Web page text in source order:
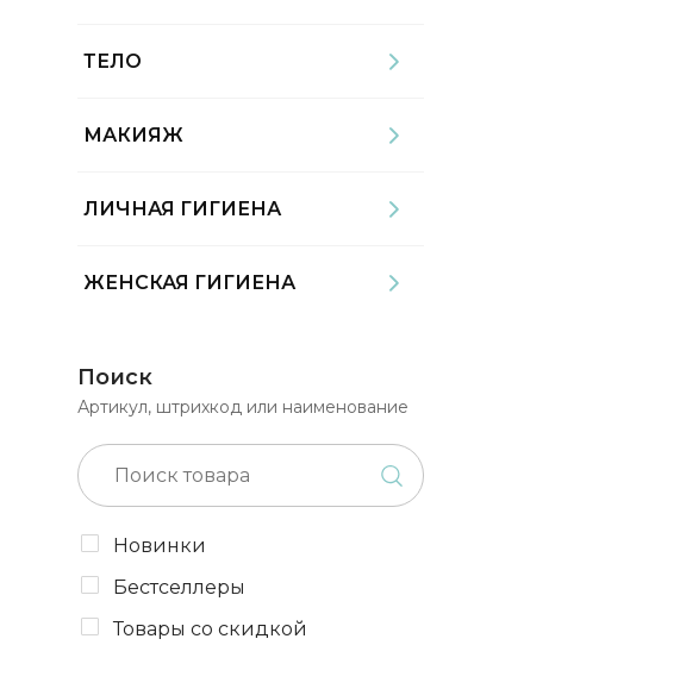
ТЕЛО
МАКИЯЖ
ЛИЧНАЯ ГИГИЕНА
ЖЕНСКАЯ ГИГИЕНА
Поиск
Артикул, штрихкод или наименование
Новинки
Бестселлеры
Товары со скидкой